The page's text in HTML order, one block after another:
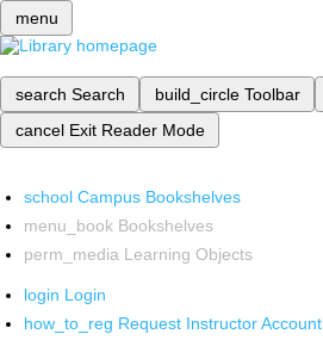
menu
search Search build_circle Toolbar
cancel Exit Reader Mode
school Campus Bookshelves
menu_book Bookshelves
perm_media Learning Objects
login Login
how_to_reg Request Instructor Account